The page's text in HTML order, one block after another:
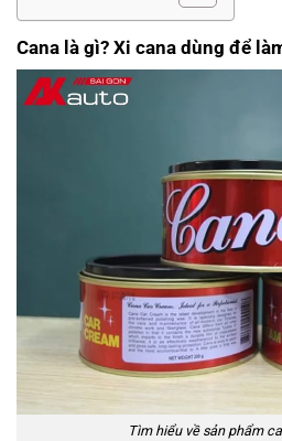
Cana là gì? Xi cana dùng để
Tìm hiểu về sản phẩm